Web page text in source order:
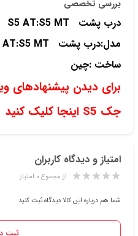
بررسی تخصصی
درب پشت S5 AT:S5 MT
مدل:درب پشت S5 AT:S5 MT
ساخت :چین
برای دیدن پیشنهادهای
جک S5 اینجا کلیک کنید
امتیاز و دیدگاه کاربران
از مجموع ۰ امتیاز
شما هم درباره این کالا دیدگاه ثبت کنید
ثبت